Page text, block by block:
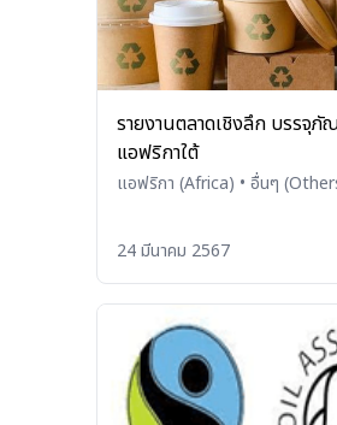
รายงานตลาดเชิงลึก บรรจุภัณฑ์ใน
แอฟริกาใต้
แอฟริกา (Africa) • อื่นๆ
24 มีนาคม 2567